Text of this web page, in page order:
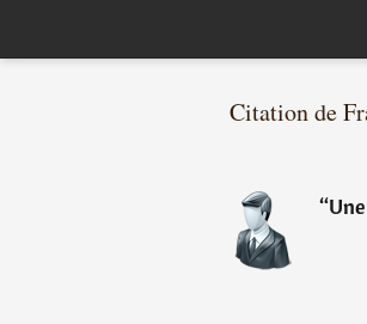
Citation de
“